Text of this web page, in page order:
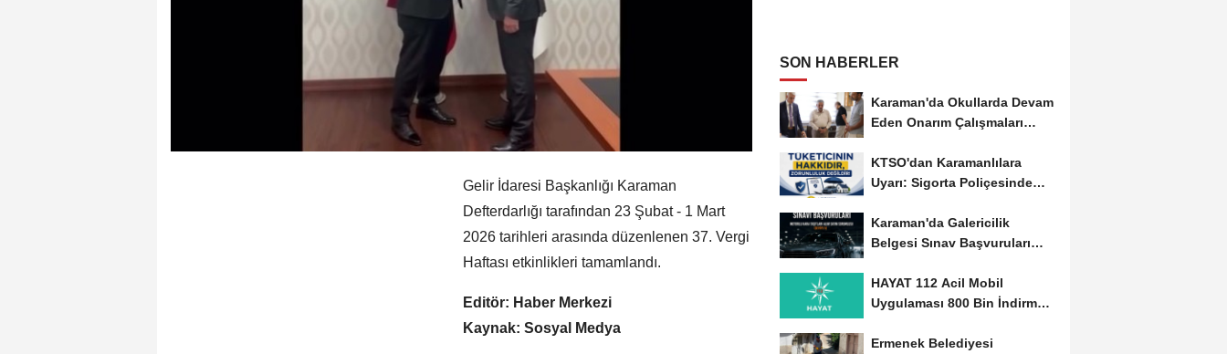
Gelir İdaresi Başkanlığı Karaman
Defterdarlığı tarafından 23 Şubat - 1 Mart
2026 tarihleri arasında düzenlenen 37. Vergi
Haftası etkinlikleri tamamlandı.
Editör: Haber Merkezi
Kaynak: Sosyal Medya
SON HABERLER
Karaman'da Okullarda Devam
Eden Onarım Çalışmaları
KTSO'dan Karamanlılara
Uyarı: Sigorta Poliçesinde
Karaman'da Galericilik
Belgesi Sınav Başvuruları
HAYAT 112 Acil Mobil
Uygulaması 800 Bin İndirmeyi
Ermenek Belediyesi